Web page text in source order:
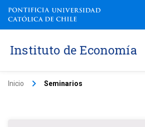
Instituto de Economía
Inicio keyboard_arrow_right Seminarios